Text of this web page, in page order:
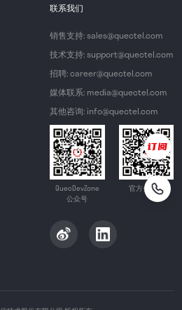
联系我们
销售支持: sales@quectel.com
技术支持: support@quectel.com
招聘: career@quectel.com
媒体联系: media@quectel.com
其他咨询: info@quectel.com
QuecDevZone
公众号
官方公众号